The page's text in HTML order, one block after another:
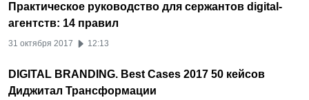
Практическое руководство для сержантов digital-
агентств: 14 правил
31 октября 2017 12:13
DIGITAL BRANDING. Best Cases 2017 50 кейсов
Диджитал Трансформации